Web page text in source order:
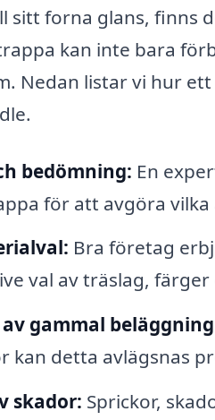
sitt forna glans, finns
kan inte bara
Nedan listar vi hur
bedömning: En
för att avgöra
Bra företag
val av träslag,
gammal
kan detta avlägsnas
skador: Sprickor,